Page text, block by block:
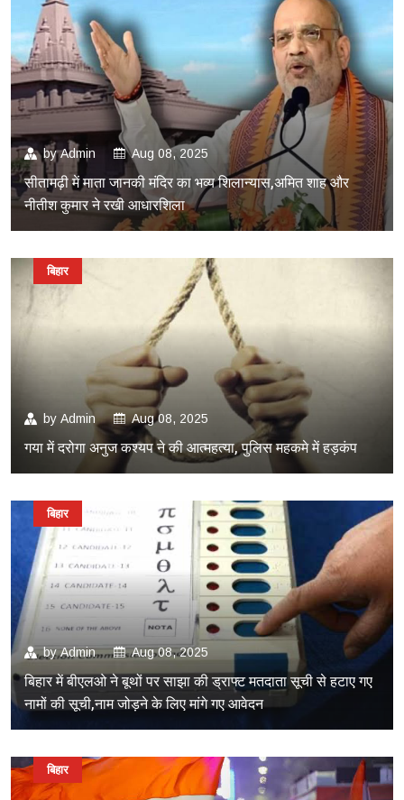
byAdmin Aug 08, 2025
सीतामढ़ी में माता जानकी मंदिर का भव्य शिलान्यास,अमित शाह और
नीतीश कुमार ने रखी आधारशिला
by Admin Aug 08, 2025
गया में दरोगा अनुज कश्यप ने की आत्महत्या, पुलिस महकमे में हड़कंप
बिहार
byAdmin Aug 08, 2025
बिहार में बीएलओ ने बूथों पर साझा की ड्राफ्ट मतदाता सूची से हटाए गए
नामों की सूची,नाम जोड़ने के लिए मांगे गए आवेदन
बिहार
बिहार